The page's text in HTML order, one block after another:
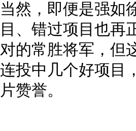
当然，即便是强如
目、错过项目也再
对的常胜将军，但
连投中几个好项目
片赞誉。